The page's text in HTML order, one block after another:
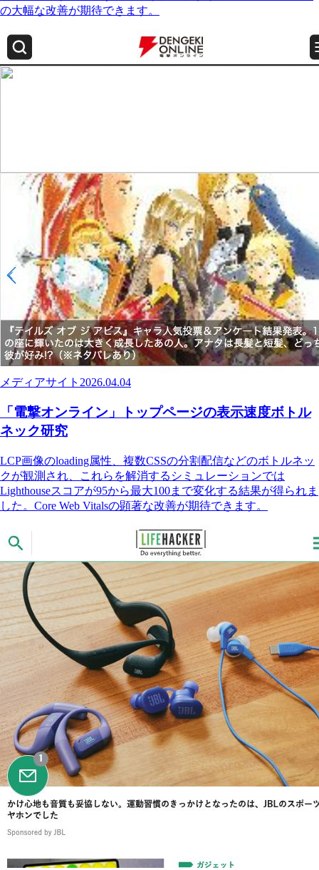
の大幅な改善が期待できます。
メディアサイト 2026.04.04
「電撃オンライン」トップページの表示速度ボトル
ネック研究
LCP画像のloading属性、複数CSSの分割配信などのボトルネッ
クが観測され、これらを解消するシミュレーションでは
Lighthouseスコアが95から最大100まで変化する結果が得られま
した。Core Web Vitalsの顕著な改善が期待できます。